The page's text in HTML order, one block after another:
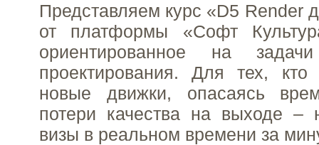
Представляем курс «D5 Render
от платформы «Софт
ориентированное на задачи
проектирования. Для тех, кто
новые движки, опасаясь
потери качества на выходе –
визы в реальном времени за